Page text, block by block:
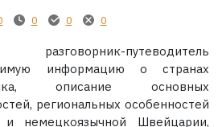
0 0 0
путеводитель
информацию о странах
описание основных
региональных особенностей
и немецкоязычной Швейцарии,